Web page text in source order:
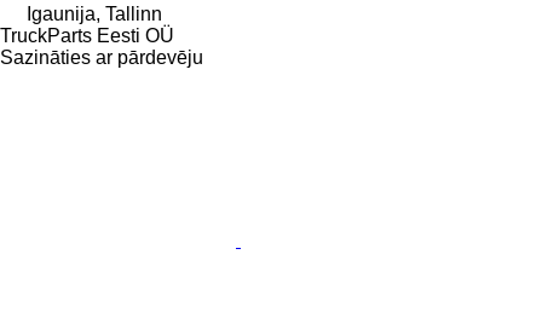
Igaunija, Tallinn
TruckParts Eesti OÜ
Sazināties ar pārdevēju